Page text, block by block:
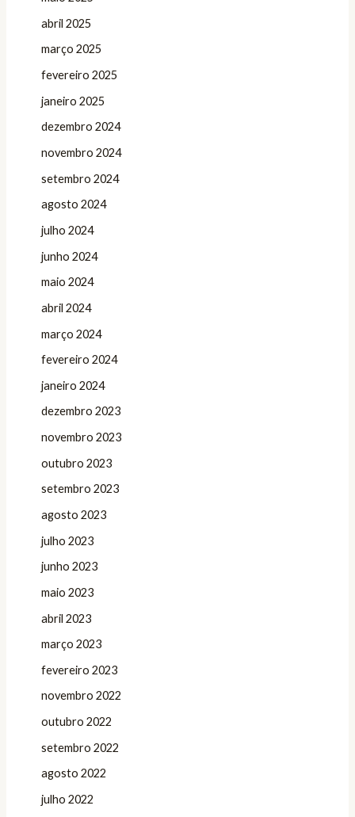
abril 2025
março 2025
fevereiro 2025
janeiro 2025
dezembro 2024
novembro 2024
setembro 2024
agosto 2024
julho 2024
junho 2024
maio 2024
abril 2024
março 2024
fevereiro 2024
janeiro 2024
dezembro 2023
novembro 2023
outubro 2023
setembro 2023
agosto 2023
julho 2023
junho 2023
maio 2023
abril 2023
março 2023
fevereiro 2023
novembro 2022
outubro 2022
setembro 2022
agosto 2022
julho 2022